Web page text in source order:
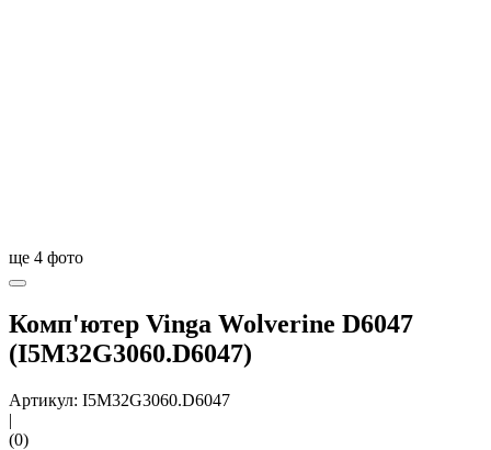
ще 4 фото
Комп'ютер Vinga Wolverine D6047
(I5M32G3060.D6047)
Артикул: I5M32G3060.D6047
|
(0)